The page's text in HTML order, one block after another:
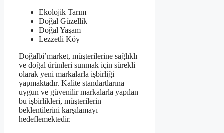
Ekolojik Tarım
Doğal Güzellik
Doğal Yaşam
Lezzetli Köy
Doğalbi’market, müşterilerine sağlıklı
ve doğal ürünleri sunmak için sürekli
olarak yeni markalarla işbirliği
yapmaktadır. Kalite standartlarına
uygun ve güvenilir markalarla yapılan
bu işbirlikleri, müşterilerin
beklentilerini karşılamayı
hedeflemektedir.